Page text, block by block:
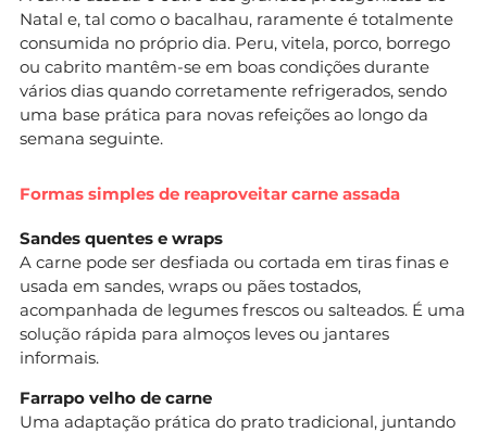
Natal e, tal como o bacalhau, raramente é totalmente
consumida no próprio dia. Peru, vitela, porco, borrego
ou cabrito mantêm-se em boas condições durante
vários dias quando corretamente refrigerados, sendo
uma base prática para novas refeições ao longo da
semana seguinte.
Formas simples de reaproveitar carne assada
Sandes quentes e wraps
A carne pode ser desfiada ou cortada em tiras finas e
usada em sandes, wraps ou pães tostados,
acompanhada de legumes frescos ou salteados. É uma
solução rápida para almoços leves ou jantares
informais.
Farrapo velho de carne
Uma adaptação prática do prato tradicional, juntando